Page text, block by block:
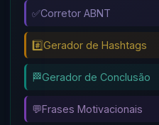
✅Corretor ABNT
#️⃣Gerador de Hashtags
🏁Gerador de Conclusão
💬Frases Motivacionais